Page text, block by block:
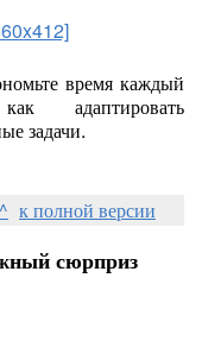
время каждый
адаптировать
задачи.
к полной версии
сюрприз